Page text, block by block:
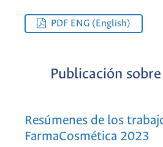
PDF ENG (English)
Publicación
Resúmenes de los
FarmaCosmética 2023